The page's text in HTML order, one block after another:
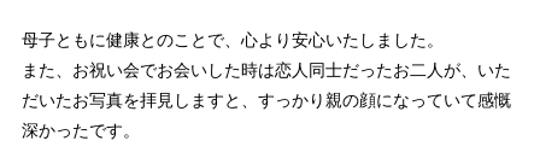
母子ともに健康とのことで、心より安心いたしました。
また、お祝い会でお会いした時は恋人同士だったお二人が、いた
だいたお写真を拝見しますと、すっかり親の顔になっていて感慨
深かったです。